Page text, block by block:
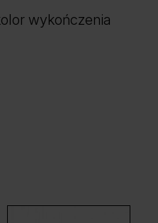
wykończenia